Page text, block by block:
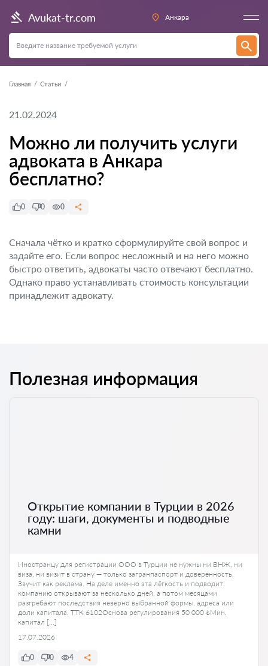
Avukat-tr.com Анкара
Главная Статьи
21.02.2024
Можно ли получить услуги
адвоката в Анкара
бесплатно?
0 0 0
Сначала чётко и кратко сформулируйте свой вопрос и
задайте его. Если вопрос несложный и на него можно
быстро ответить, адвокаты часто отвечают бесплатно.
Однако право устанавливать стоимость консультации
принадлежит адвокату.
Полезная информация
Открытие компании в Турции в 2026
году: шаги, документы и подводные
камни
Иностранцу для регистрации ООО в Турции не нужны ни ВНЖ, ни
виза, ни визит в страну — только загранпаспорт и доверенность.
Звучит как реклама. На деле именно эта лёгкость и подводит:
компанию открывают за несколько дней, а потом месяцами
разгребают последствия неверно выбранной формы, адреса или
доли капитала. ТТК 6102Основа регулирования 50 000 ₺Мин.
капитал […]
17.07.2026
0 0 4